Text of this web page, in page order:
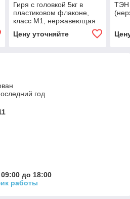
Гиря с головкой 5кг в
пластиковом флаконе,
класс М1, нержавеющая
Цену уточняйте
ТЭН
год
до 18:00
работы